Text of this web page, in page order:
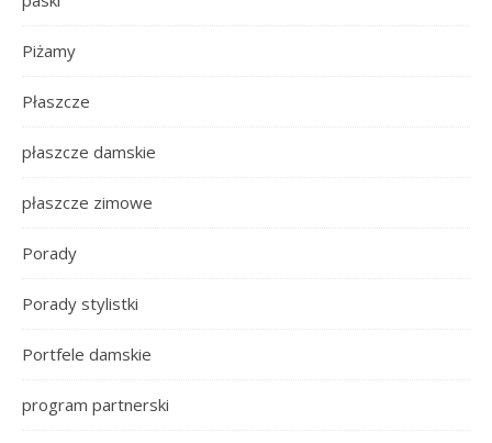
Piżamy
Płaszcze
płaszcze damskie
płaszcze zimowe
Porady
Porady stylistki
Portfele damskie
program partnerski